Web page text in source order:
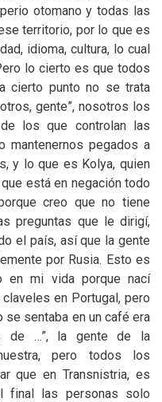
otomano y todas las
territorio, por lo que es
idioma, cultura, lo cual
lo cierto es que todos
cierto punto no se trata
gente”, nosotros los
los que controlan las
mantenernos pegados a
y lo que es Kolya, quien
está en negación todo
creo que no tiene
preguntas que le dirigí,
el país, así que la gente
por Rusia. Esto es
en mi vida porque nací
en Portugal, pero
se sentaba en un café era
de …”, la gente de la
pero todos los
que en Transnistria, es
final las personas solo